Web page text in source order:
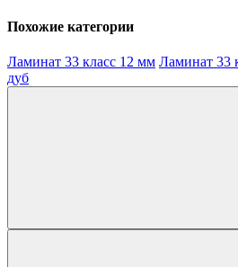
Похожие категории
Ламинат 33 класс 12 мм Ламинат 33
дуб